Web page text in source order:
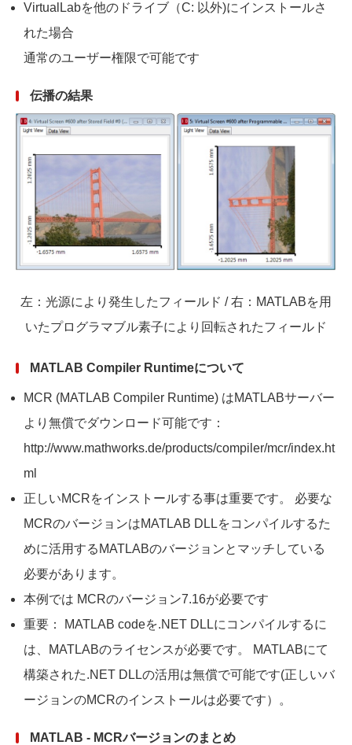
VirtualLabを他のドライブ（C: 以外)にインストールさ
れた場合
通常のユーザー権限で可能です
伝播の結果
左：光源により発生したフィールド / 右：MATLABを用
いたプログラマブル素子により回転されたフィールド
MATLAB Compiler Runtimeについて
MCR (MATLAB Compiler Runtime) はMATLABサーバー
より無償でダウンロード可能です：
http://www.mathworks.de/products/compiler/mcr/index.ht
ml
正しいMCRをインストールする事は重要です。 必要な
MCRのバージョンはMATLAB DLLをコンパイルするた
めに活用するMATLABのバージョンとマッチしている
必要があります。
本例では MCRのバージョン7.16が必要です
重要： MATLAB codeを.NET DLLにコンパイルするに
は、MATLABのライセンスが必要です。 MATLABにて
構築された.NET DLLの活用は無償で可能です(正しいバ
ージョンのMCRのインストールは必要です）。
MATLAB - MCRバージョンのまとめ